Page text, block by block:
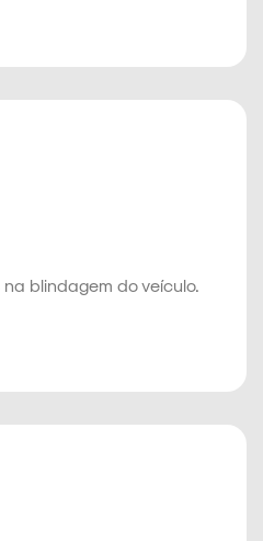
blindagem do veículo.